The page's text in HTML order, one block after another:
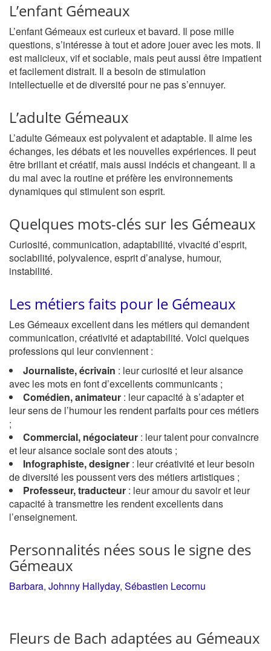
L’enfant Gémeaux
L’enfant Gémeaux est curieux et bavard. Il pose mille
questions, s’intéresse à tout et adore jouer avec les mots. Il
est malicieux, vif et sociable, mais peut aussi être impatient
et facilement distrait. Il a besoin de stimulation
intellectuelle et de diversité pour ne pas s’ennuyer.
L’adulte Gémeaux
L’adulte Gémeaux est polyvalent et adaptable. Il aime les
échanges, les débats et les nouvelles expériences. Il peut
être brillant et créatif, mais aussi indécis et changeant. Il a
du mal avec la routine et préfère les environnements
dynamiques qui stimulent son esprit.
Quelques mots-clés sur les Gémeaux
Curiosité, communication, adaptabilité, vivacité d’esprit,
sociabilité, polyvalence, esprit d’analyse, humour,
instabilité.
Les métiers faits pour le Gémeaux
Les Gémeaux excellent dans les métiers qui demandent
communication, créativité et adaptabilité. Voici quelques
professions qui leur conviennent :
Journaliste, écrivain : leur curiosité et leur aisance
avec les mots en font d’excellents communicants ;
Comédien, animateur : leur capacité à s’adapter et
leur sens de l’humour les rendent parfaits pour ces métiers
;
Commercial, négociateur : leur talent pour convaincre
et leur aisance sociale sont des atouts ;
Infographiste, designer : leur créativité et leur besoin
de diversité les poussent vers des métiers artistiques ;
Professeur, traducteur : leur amour du savoir et leur
capacité à transmettre les rendent excellents dans
l’enseignement.
Personnalités nées sous le signe des
Gémeaux
Barbara, Johnny Hallyday, Sébastien Lecornu
Fleurs de Bach adaptées au Gémeaux